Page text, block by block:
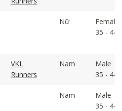
Nữ
Female
35 - 44
VKL
Runners
Nam
Male
35 - 44
Nam
Male
35 - 44